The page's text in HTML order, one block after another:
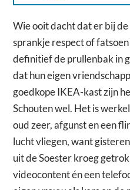
Wie ooit dacht dat er bij
sprankje respect of
definitief de prullenbak in
dat hun eigen
goedkope IKEA-kast zijn
Schouten wel. Het is
oud zeer, afgunst en een
lucht vliegen, want
uit de Soester kroeg
videocontent én een